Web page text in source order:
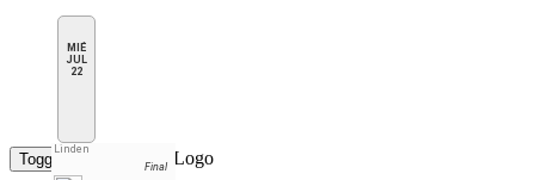
MIÉ
JUL
22
Linden
Final
Toggle navigation